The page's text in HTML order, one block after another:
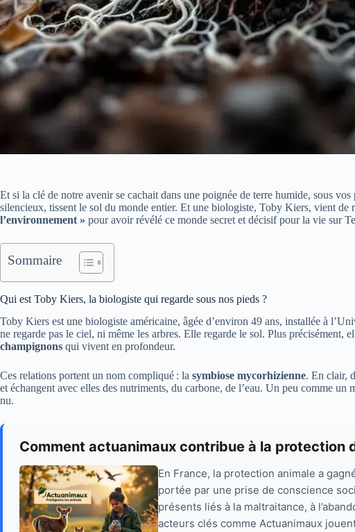
Et si la clé de notre avenir se cachait dans une poignée de terre humide, sous
silencieux, tissent le sol du monde entier. Et une biologiste, Toby Kiers, vient de
l’environnement » pour avoir révélé ce monde secret et décisif pour la vie sur
Sommaire
Qui est Toby Kiers, la biologiste qui regarde sous nos pieds ?
Toby Kiers est une biologiste américaine, âgée d’environ 49 ans, installée à
ne regarde pas le ciel, ni même les arbres. Elle regarde le sol. Plus précisément,
champignons qui vivent en profondeur.
Ces relations portent un nom compliqué : la symbiose mycorhizienne. En clair,
et échangent avec elles des nutriments, du carbone, de l’eau. Un peu comme
nu.
Comment actuanimaux contribue à la protection
En France, la protection animale a
portée par une prise de conscience
présents liés à la maltraitance, à
acteurs clés comme Actuanimaux